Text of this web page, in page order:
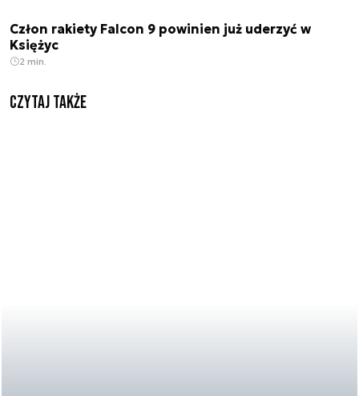
Człon rakiety Falcon 9 powinien już uderzyć w
Księżyc
2 min.
Czytaj także